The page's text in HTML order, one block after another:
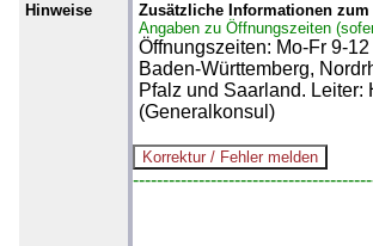
Hinweise
Zusätzliche Informationen
Angaben zu Öffnungszeiten
Öffnungszeiten: Mo-Fr 9-
Baden-Württemberg,
Pfalz und Saarland. Leiter:
(Generalkonsul)